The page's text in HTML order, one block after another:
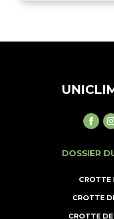
DOSSIER
CROTTE
CROTTE
CROTTE